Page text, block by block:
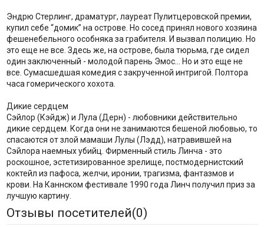
Эндрю Стерлинг, драматург, лауреат Пулитцеровской премии,
купил себе “домик” на острове. Но сосед принял нового хозяина
фешенебельного особняка за грабителя. И вызвал полицию. Но
это еще не все. Здесь же, на острове, была тюрьма, где сидел
один заключенный - молодой парень Эмос... Но и это еще не
все. Сумасшедшая комедия с закрученной интригой. Полтора
часа гомерического хохота.
Дикие сердцем
Сэйлор (Кэйдж) и Лула (Дерн) - любовники действительно
дикие сердцем. Когда они не занимаются бешеной любовью, то
спасаются от злой мамаши Лулы (Лэдд), натравившей на
Сэйлора наемных убийц. Фирменный стиль Линча - это
роскошное, эстетизированное зрелище, постмодернистский
коктейл из пафоса, желчи, иронии, трагизма, фантазмов и
крови. На Каннском фестивале 1990 года Линч получил приз за
лучшую картину.
Отзывы посетителей(0)